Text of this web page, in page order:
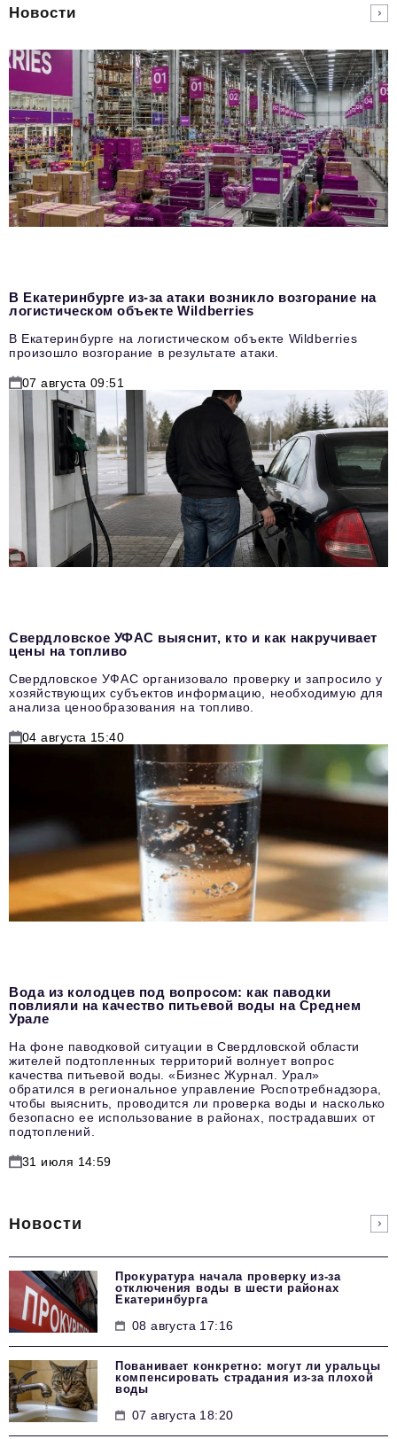
Новости
В Екатеринбурге из-за атаки возникло возгорание на
логистическом объекте Wildberries
В Екатеринбурге на логистическом объекте Wildberries
произошло возгорание в результате атаки.
07 августа 09:51
Свердловское УФАС выяснит, кто и как накручивает
цены на топливо
Свердловское УФАС организовало проверку и запросило у
хозяйствующих субъектов информацию, необходимую для
анализа ценообразования на топливо.
04 августа 15:40
Вода из колодцев под вопросом: как паводки
повлияли на качество питьевой воды на Среднем
Урале
На фоне паводковой ситуации в Свердловской области
жителей подтопленных территорий волнует вопрос
качества питьевой воды. «Бизнес Журнал. Урал»
обратился в региональное управление Роспотребнадзора,
чтобы выяснить, проводится ли проверка воды и насколько
безопасно ее использование в районах, пострадавших от
подтоплений.
31 июля 14:59
Новости
Прокуратура начала проверку из-за
отключения воды в шести районах
Екатеринбурга
08 августа 17:16
Пованивает конкретно: могут ли уральцы
компенсировать страдания из-за плохой
воды
07 августа 18:20